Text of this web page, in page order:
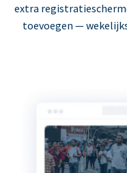
extra
toevoegen —